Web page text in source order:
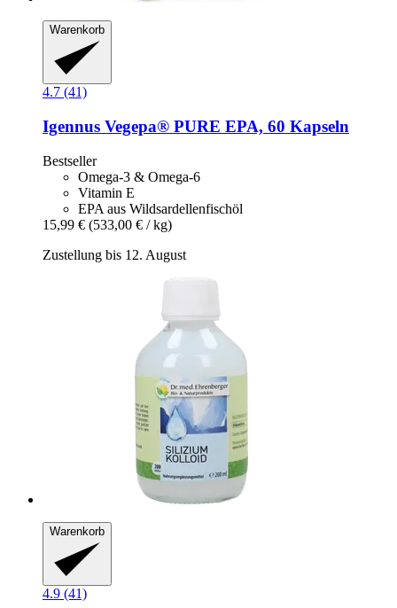
Warenkorb
4.7 (41)
Igennus Vegepa® PURE EPA, 60 Kapseln
Bestseller
Omega-3 & Omega-6
Vitamin E
EPA aus Wildsardellenfischöl
15,99 € (533,00 € / kg)
Zustellung bis 12. August
Warenkorb
4.9 (41)